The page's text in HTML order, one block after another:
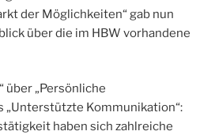
der Möglichkeiten“ gab nun
über die im HBW vorhandene
über „Persönliche
„Unterstützte Kommunikation“:
haben sich zahlreiche